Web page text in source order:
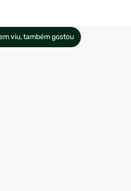
viu, também gostou